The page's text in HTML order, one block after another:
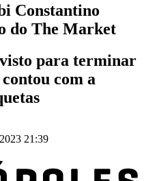
Constantino
do The Market
para terminar
com a
21:39